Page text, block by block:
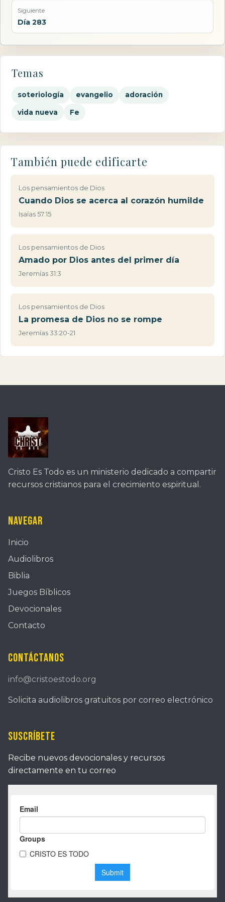
Siguiente
Día 283
Temas
soteriología evangelio adoración
vida nueva Fe
También puede edificarte
Los pensamientos de Dios
Cuando Dios se acerca al corazón humilde
Isaías 57:15
Los pensamientos de Dios
Amado por Dios antes del primer día
Jeremías 31:3
Los pensamientos de Dios
La promesa de Dios no se rompe
Jeremías 33:20-21
Cristo Es Todo es un ministerio dedicado a compartir
recursos cristianos para el crecimiento espiritual.
Navegar
Inicio
Audiolibros
Biblia
Juegos Bíblicos
Devocionales
Contacto
Contáctanos
info@cristoestodo.org
Solicita audiolibros gratuitos por correo electrónico
Suscríbete
Recibe nuevos devocionales y recursos
directamente en tu correo